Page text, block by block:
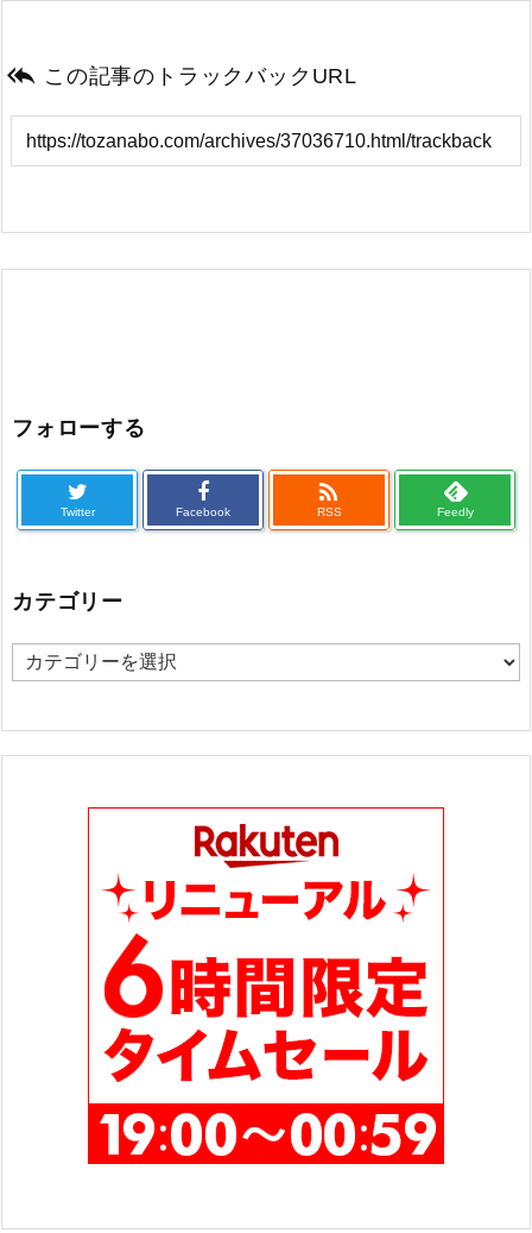
 この記事のトラックバックURL
フォローする
Twitter Facebook

RSS Feedly
カテゴリー
カ
ゴ